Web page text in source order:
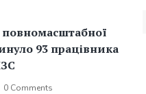
повномасштабної
93 працівника
0 Comments